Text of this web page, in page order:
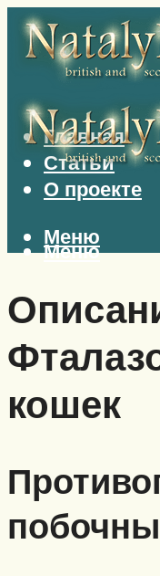
Главная
Статьи
О проекте
Меню
Меню
кошек